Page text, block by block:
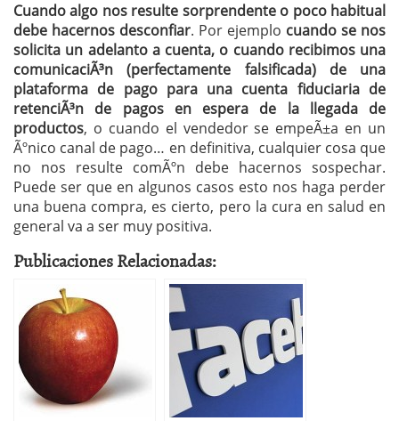
Cuando algo nos resulte sorprendente o poco habitual
debe hacernos desconfiar. Por ejemplo cuando se nos
solicita un adelanto a cuenta, o cuando recibimos una
comunicaciÃ³n (perfectamente falsificada) de una
plataforma de pago para una cuenta fiduciaria de
retenciÃ³n de pagos en espera de la llegada de
productos, o cuando el vendedor se empeÃ±a en un
Ãºnico canal de pago… en definitiva, cualquier cosa que
no nos resulte comÃºn debe hacernos sospechar.
Puede ser que en algunos casos esto nos haga perder
una buena compra, es cierto, pero la cura en salud en
general va a ser muy positiva.
Publicaciones Relacionadas: